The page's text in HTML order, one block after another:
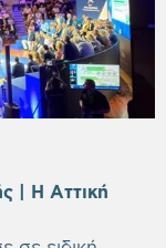
| Η Αττική